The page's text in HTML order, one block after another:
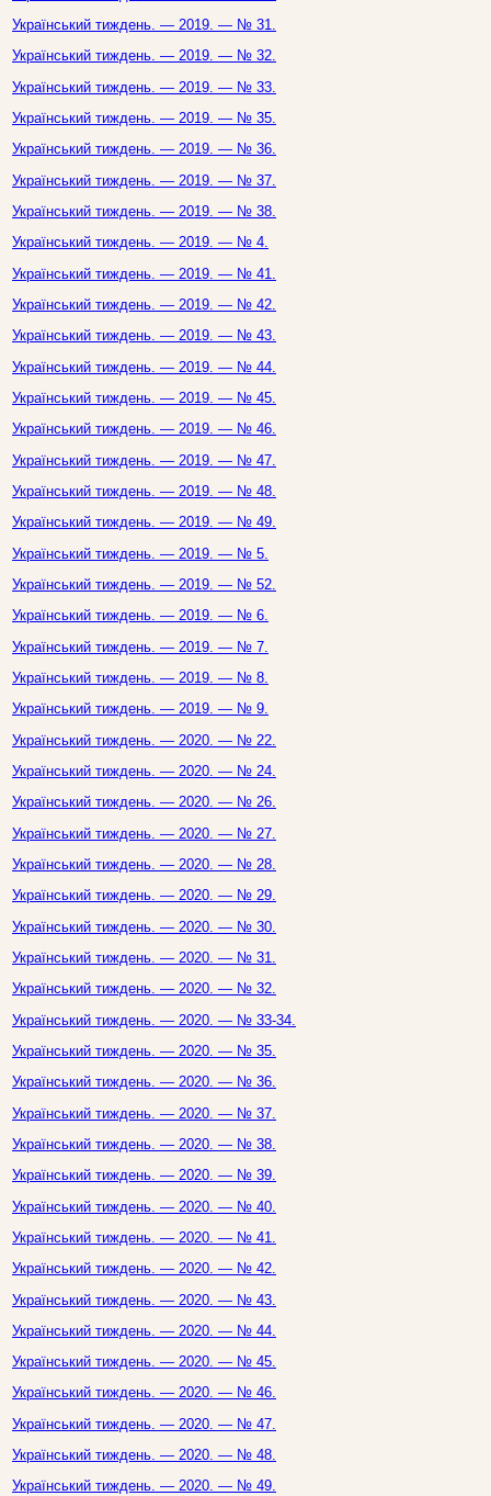
Український тиждень. — 2019. — № 31.
Український тиждень. — 2019. — № 32.
Український тиждень. — 2019. — № 33.
Український тиждень. — 2019. — № 35.
Український тиждень. — 2019. — № 36.
Український тиждень. — 2019. — № 37.
Український тиждень. — 2019. — № 38.
Український тиждень. — 2019. — № 4.
Український тиждень. — 2019. — № 41.
Український тиждень. — 2019. — № 42.
Український тиждень. — 2019. — № 43.
Український тиждень. — 2019. — № 44.
Український тиждень. — 2019. — № 45.
Український тиждень. — 2019. — № 46.
Український тиждень. — 2019. — № 47.
Український тиждень. — 2019. — № 48.
Український тиждень. — 2019. — № 49.
Український тиждень. — 2019. — № 5.
Український тиждень. — 2019. — № 52.
Український тиждень. — 2019. — № 6.
Український тиждень. — 2019. — № 7.
Український тиждень. — 2019. — № 8.
Український тиждень. — 2019. — № 9.
Український тиждень. — 2020. — № 22.
Український тиждень. — 2020. — № 24.
Український тиждень. — 2020. — № 26.
Український тиждень. — 2020. — № 27.
Український тиждень. — 2020. — № 28.
Український тиждень. — 2020. — № 29.
Український тиждень. — 2020. — № 30.
Український тиждень. — 2020. — № 31.
Український тиждень. — 2020. — № 32.
Український тиждень. — 2020. — № 33-34.
Український тиждень. — 2020. — № 35.
Український тиждень. — 2020. — № 36.
Український тиждень. — 2020. — № 37.
Український тиждень. — 2020. — № 38.
Український тиждень. — 2020. — № 39.
Український тиждень. — 2020. — № 40.
Український тиждень. — 2020. — № 41.
Український тиждень. — 2020. — № 42.
Український тиждень. — 2020. — № 43.
Український тиждень. — 2020. — № 44.
Український тиждень. — 2020. — № 45.
Український тиждень. — 2020. — № 46.
Український тиждень. — 2020. — № 47.
Український тиждень. — 2020. — № 48.
Український тиждень. — 2020. — № 49.